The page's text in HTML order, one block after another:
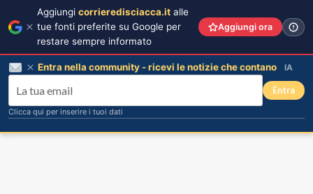
Aggiungi corrieredisciacca.it alle
tue fonti preferite su Google per
restare sempre informato
Aggiungi ora
Entra nella community - ricevi le notizie che contano IA
Entra
Clicca qui per inserire i tuoi dati